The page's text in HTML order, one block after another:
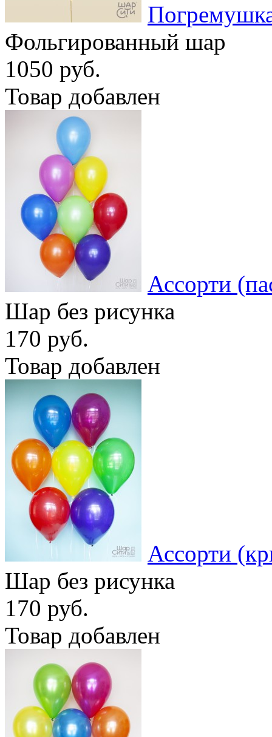
Фольгированный шар
1050 руб.
Товар добавлен
Ассорти
Шар без рисунка
170 руб.
Товар добавлен
Ассорти
Шар без рисунка
170 руб.
Товар добавлен